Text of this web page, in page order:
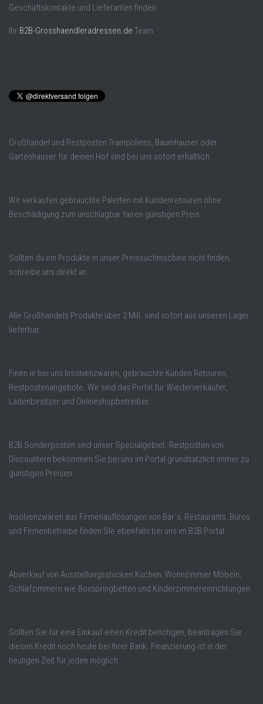
Geschäftskontakte und Lieferanten finden.
Ihr B2B-Grosshaendleradressen.de Team
Großhandel und Restposten Trampoliens, Baumhäuser oder
Gartenhäuser für deinen Hof sind bei uns sofort erhältlich.
Wir verkaufen gebrauchte Paletten mit Kundenretouren ohne
Beschädigung zum unschlagbar fairen günstigen Preis.
Sollten du ein Produkte in unser Preissuchmschine nicht finden,
schreibe uns direkt an.
Alle Großhandels Produkte über 2 Mill. sind sofort aus unseren Lager
lieferbar.
Finen ie bei uns Insolvenzwaren, gebrauchte Kunden Retouren,
Restpostenangebote. Wir sind das Portal für Wiederverkäufer,
Ladenbesitzer und Onlineshopbetreiber.
B2B Sonderposten sind unser Specialgebiet. Restposten von
Discountern bekommen Sie bei uns im Portal grundsätzlich immer zu
günstigen Preisen.
Insolvenzwaren aus Firmenauflösungen von Bar´s, Restaurants, Büros
und Firmenbetriebe finden SIe ebenfalls bei uns im B2B Portal.
Abverkauf von Ausstellungsstücken Küchen, Wohnzimmer Möbeln,
Schlafzimmern wie Boxspringbetten und Kinderzimmereinrichtungen.
Sollten Sie für eine Einkauf einen Kredit benötigen, beantragen Sie
diesen Kredit noch heute bei Ihrer Bank. Finanzierung ist in der
heutigen Zeit für jeden möglich.